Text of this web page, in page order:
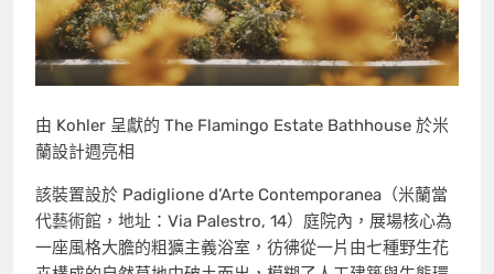
由 Kohler 呈獻的 The Flamingo Estate Bathhouse 於米
蘭設計週亮相
該裝置設於 Padiglione d’Arte Contemporanea（米蘭當
代藝術館，地址：Via Palestro, 14）庭院內，展場核心為
一座風格大膽的粗獷主義浴室，彷彿從一片由七種野生花